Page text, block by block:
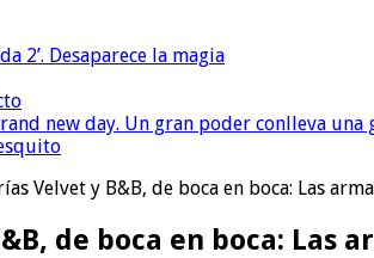
2’. Desaparece la magia
new day. Un gran poder conlleva una
Velvet y B&B, de boca en boca: Las
de boca en boca: Las